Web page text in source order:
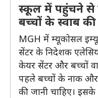
स्कूल में पहुंचने से
बच्चों के स्वाब
MGH में म्यूकोसल
सेंटर के निदेशक
केयर सेंटर और बच्चों
पहले बच्चों के नाक
की जानी चाहिए।